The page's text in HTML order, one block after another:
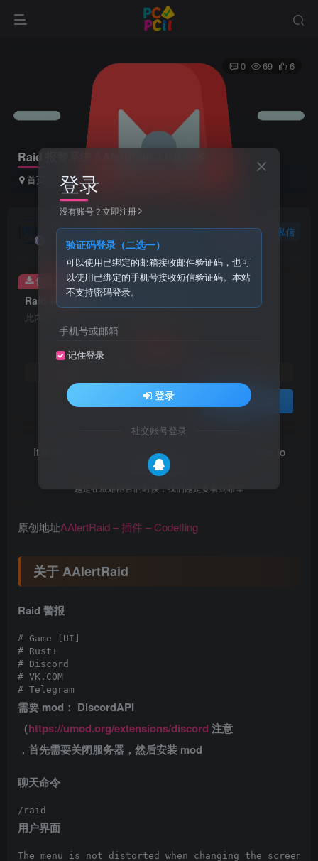
Raid 报警系统 AAlertRaid 2.0.2 版本
首页 会员和积分下载
0 69 6
PCI1
1个月前发布
关注 私信
Raid 报警系统 AAlertRaid 2.0.2 版本
此内容为付费资源，请付费后查看
登录购买
付费资源
It is during our darkest moments that we must focus to
see the light.
越是在艰难困苦的时候，我们越是要看到希望
原创地址AAlertRaid – 插件 – Codefling
关于 AAlertRaid
Raid 警报
# Game [UI]
# Rust+
# Discord
# VK.COM
# Telegram
需要 mod： DiscordAPI
（https://umod.org/extensions/discord 注意
，首先需要关闭服务器，然后安装 mod
聊天命令
/raid
用户界面
The menu is not distorted when changing the screen
登录
没有账号？立即注册
验证码登录（二选一）
可以使用已绑定的邮箱接收邮件验证码，也可
以使用已绑定的手机号接收短信验证码。本站
不支持密码登录。
手机号或邮箱
记住登录
登录
社交账号登录